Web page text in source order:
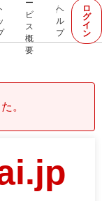
ー
ビ
ス
概
要
ヘ
ル
プ
ロ
グ
イ
ン
。